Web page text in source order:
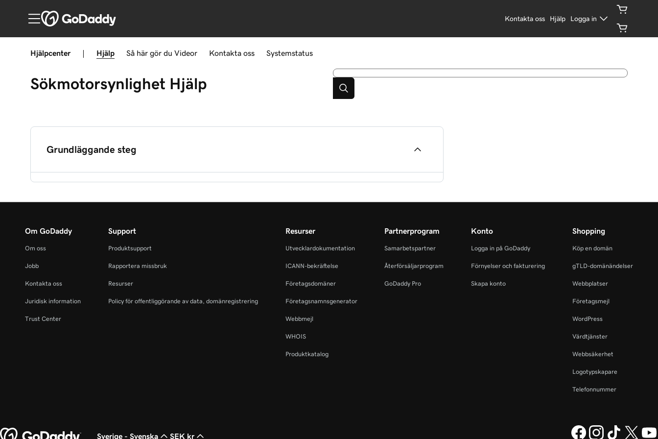
Kontakta oss Hjälp Logga in
Hjälpcenter Hjälp Så här gör du Videor Kontakta oss Systemstatus
Sökmotorsynlighet Hjälp
Grundläggande steg
Om GoDaddy
Om oss
Jobb
Kontakta oss
Juridisk information
Trust Center
Support
Produktsupport
Rapportera missbruk
Resurser
Policy för offentliggörande av data, domänregistrering
Resurser
Utvecklardokumentation
ICANN-bekräftelse
Företagsdomäner
Företagsnamnsgenerator
Webbmejl
WHOIS
Produktkatalog
Partnerprogram
Samarbetspartner
Återförsäljarprogram
GoDaddy Pro
Konto
Logga in på GoDaddy
Förnyelser och fakturering
Skapa konto
Shopping
Köp en domän
gTLD-domänändelser
Webbplatser
Företagsmejl
WordPress
Värdtjänster
Webbsäkerhet
Logotypskapare
Telefonnummer
Sverige - Svenska SEK kr